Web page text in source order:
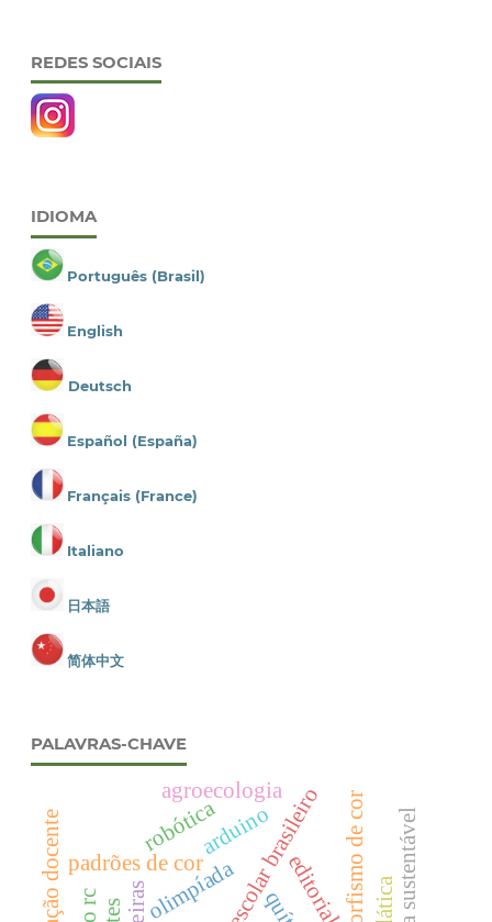
REDES SOCIAIS
IDIOMA
Português (Brasil)
English
Deutsch
Español (España)
Français (France)
Italiano
日本語
简体中文
PALAVRAS-CHAVE
editorial
olimpíada
padrões de cor
robótica
agroecologia
arduino